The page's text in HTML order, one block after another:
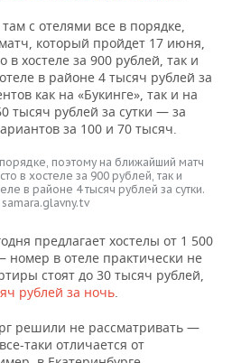
с отелями все в порядке,
который пройдет 17 июня,
хостеле за 900 рублей, так и
в районе 4 тысяч рублей за
как на «Букинге», так и на
тысяч рублей за сутки — за
за 100 и 70 тысяч.
поэтому на ближайший матч
в хостеле за 900 рублей, так и
в районе 4 тысяч рублей за сутки.
предлагает хостелы от 1 500
в отеле практически не
стоят до 30 тысяч рублей,
рублей за ночь.
решили не рассматривать —
таки отличается от